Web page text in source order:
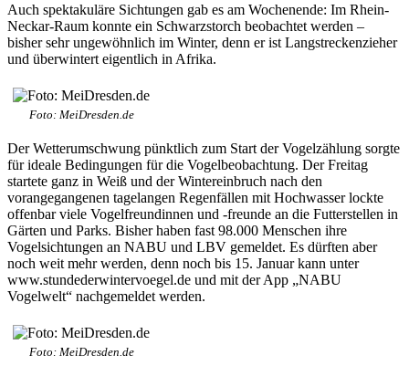
Auch spektakuläre Sichtungen gab es am Wochenende: Im Rhein-
Neckar-Raum konnte ein Schwarzstorch beobachtet werden –
bisher sehr ungewöhnlich im Winter, denn er ist Langstreckenzieher
und überwintert eigentlich in Afrika.
Foto: MeiDresden.de
Der Wetterumschwung pünktlich zum Start der Vogelzählung sorgte
für ideale Bedingungen für die Vogelbeobachtung. Der Freitag
startete ganz in Weiß und der Wintereinbruch nach den
vorangegangenen tagelangen Regenfällen mit Hochwasser lockte
offenbar viele Vogelfreundinnen und -freunde an die Futterstellen in
Gärten und Parks. Bisher haben fast 98.000 Menschen ihre
Vogelsichtungen an NABU und LBV gemeldet. Es dürften aber
noch weit mehr werden, denn noch bis 15. Januar kann unter
www.stundederwintervoegel.de und mit der App „NABU
Vogelwelt“ nachgemeldet werden.
Foto: MeiDresden.de